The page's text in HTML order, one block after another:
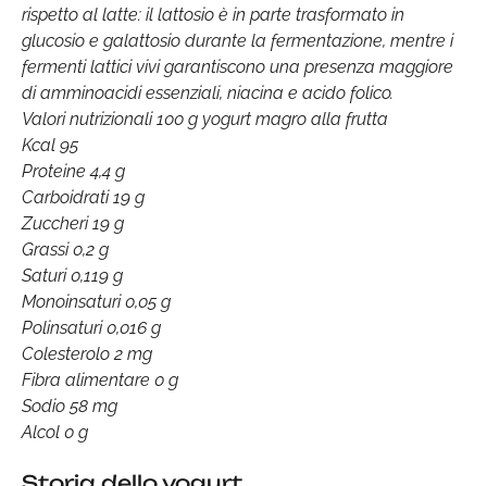
rispetto al latte: il lattosio è in parte trasformato in
glucosio e galattosio durante la fermentazione, mentre i
fermenti lattici vivi garantiscono una presenza maggiore
di amminoacidi essenziali, niacina e acido folico.
Valori nutrizionali 100 g yogurt magro alla frutta
Kcal 95
Proteine 4,4 g
Carboidrati 19 g
Zuccheri 19 g
Grassi 0,2 g
Saturi 0,119 g
Monoinsaturi 0,05 g
Polinsaturi 0,016 g
Colesterolo 2 mg
Fibra alimentare 0 g
Sodio 58 mg
Alcol 0 g